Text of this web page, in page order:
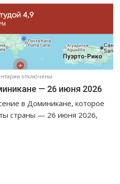
к
в
Доминикане
отключены
— 26 июня 2026
в Доминикане, которое
страны — 26 июня 2026,